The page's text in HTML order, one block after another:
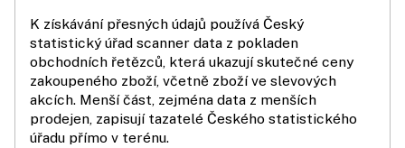
K získávání přesných údajů používá Český
statistický úřad scanner data z pokladen
obchodních řetězců, která ukazují skutečné ceny
zakoupeného zboží, včetně zboží ve slevových
akcích. Menší část, zejména data z menších
prodejen, zapisují tazatelé Českého statistického
úřadu přímo v terénu.